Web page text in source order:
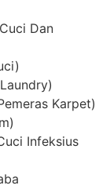
Dan
Karpet)
Infeksius